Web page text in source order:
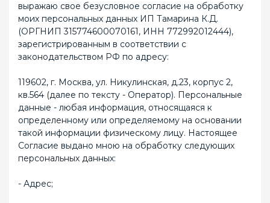
выражаю свое безусловное согласие на обработку
моих персональных данных ИП Тамарина К.Д.
(ОРГНИП 315774600070161, ИНН 772992012444),
зарегистрированным в соответствии с
законодательством РФ по адресу:
119602, г. Москва, ул. Никулинская, д.23, корпус 2,
кв.564 (далее по тексту - Оператор). Персональные
данные - любая информация, относящаяся к
определенному или определяемому на основании
такой информации физическому лицу. Настоящее
Согласие выдано мною на обработку следующих
персональных данных:
- Адрес;